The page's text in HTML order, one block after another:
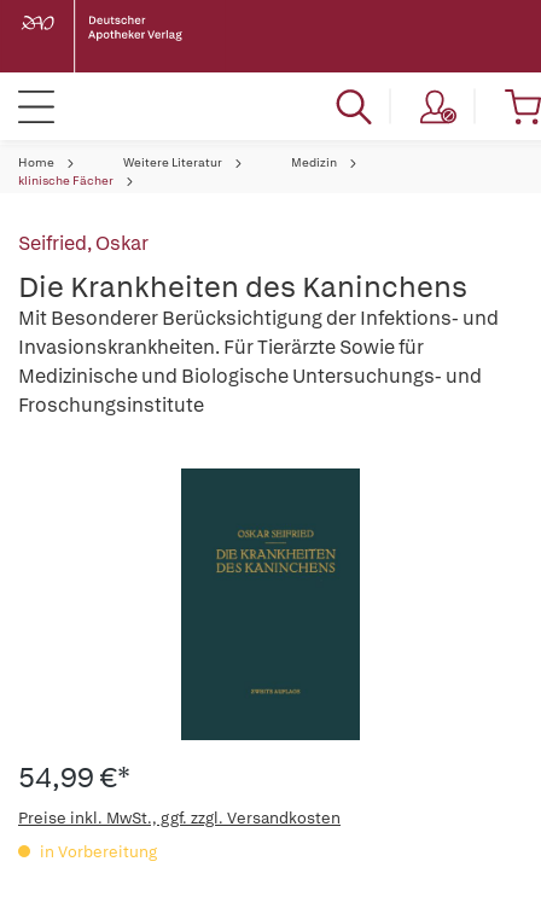
Home Weitere Literatur
Medizin
klinische Fächer
Seifried, Oskar
Die Krankheiten des Kaninchens
Mit Besonderer Berücksichtigung der Infektions- und
Invasionskrankheiten. Für Tierärzte Sowie für
Medizinische und Biologische Untersuchungs- und
Froschungsinstitute
54,99 €*
Preise inkl. MwSt., ggf. zzgl. Versandkosten
in Vorbereitung